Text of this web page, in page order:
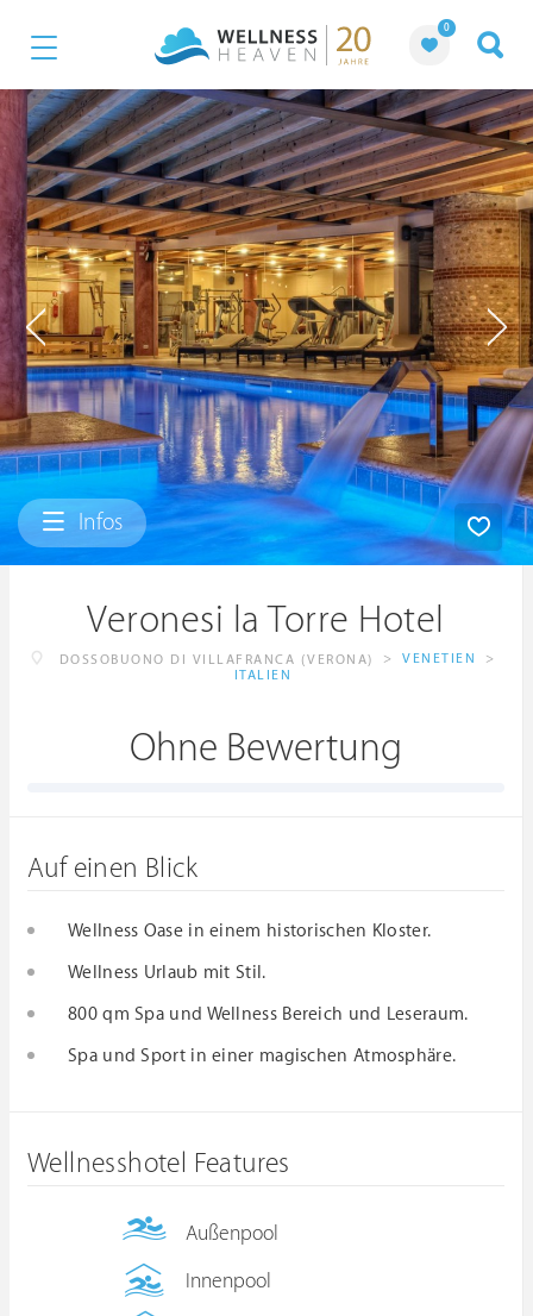
0
Infos
Veronesi la Torre Hotel
DOSSOBUONO DI VILLAFRANCA (VERONA) > VENETIEN
>
ITALIEN
Ohne Bewertung
Auf einen Blick
Wellness Oase in einem historischen Kloster.
Wellness Urlaub mit Stil.
800 qm Spa und Wellness Bereich und Leseraum.
Spa und Sport in einer magischen Atmosphäre.
Wellnesshotel Features
Außenpool
Innenpool